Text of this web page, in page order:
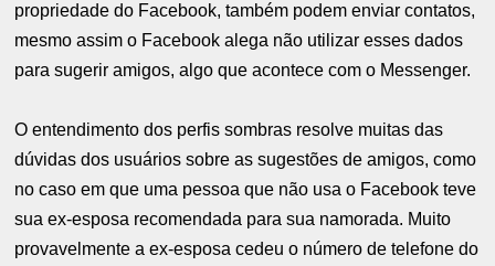
propriedade do Facebook, também podem enviar contatos,
mesmo assim o Facebook alega não utilizar esses dados
para sugerir amigos, algo que acontece com o Messenger.
O entendimento dos perfis sombras resolve muitas das
dúvidas dos usuários sobre as sugestões de amigos, como
no caso em que uma pessoa que não usa o Facebook teve
sua ex-esposa recomendada para sua namorada. Muito
provavelmente a ex-esposa cedeu o número de telefone do